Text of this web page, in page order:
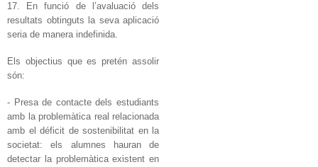
17. En funció de l’avaluació dels
resultats obtinguts la seva aplicació
seria de manera indefinida.
Els objectius que es pretén assolir
són:
- Presa de contacte dels estudiants
amb la problemàtica real relacionada
amb el déficit de sostenibilitat en la
societat: els alumnes hauran de
detectar la problemàtica existent en